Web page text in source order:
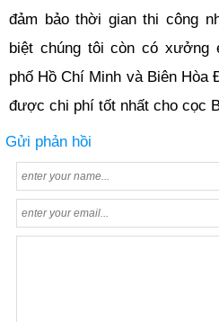
đảm bảo thời gian thi công
biệt chúng tôi còn có xưởng
phố Hồ Chí Minh và Biên Hòa
được chi phí tốt nhất cho cọc
Gửi phản hồi